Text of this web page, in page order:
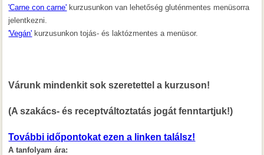
'Carne con carne' kurzusunkon van lehetőség gluténmentes menüsorra
jelentkezni.
'Vegán' kurzusunkon tojás- és laktózmentes a menüsor.
Várunk mindenkit sok szeretettel a kurzuson!
(A szakács- és receptváltoztatás jogát fenntartjuk!)
További időpontokat ezen a linken találsz!
A tanfolyam ára: